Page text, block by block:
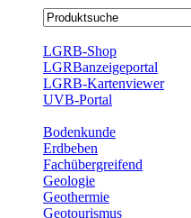
LGRB-Shop
LGRBanzeigeportal
LGRB-Kartenviewer
UVB-Portal
Bodenkunde
Erdbeben
Fachübergreifend
Geologie
Geothermie
Geotourismus